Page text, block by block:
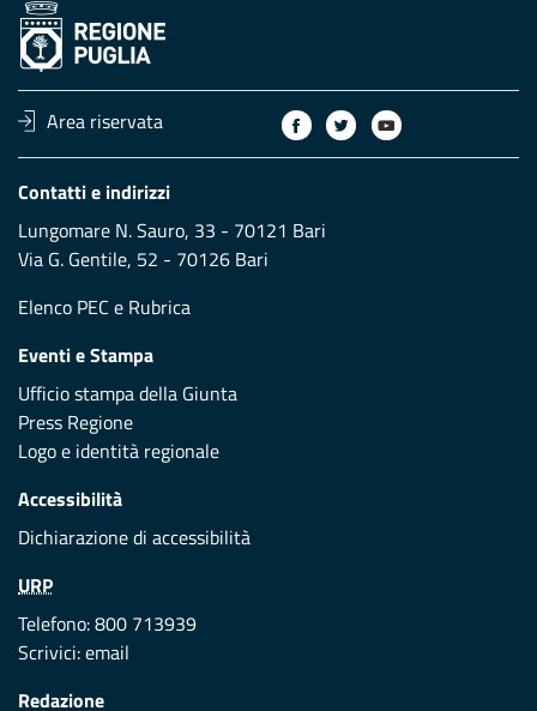
Area riservata
Contatti e indirizzi
Lungomare N. Sauro, 33 - 70121 Bari
Via G. Gentile, 52 - 70126 Bari
Elenco PEC e Rubrica
Eventi e Stampa
Ufficio stampa della Giunta
Press Regione
Logo e identità regionale
Accessibilità
Dichiarazione di accessibilità
URP
Telefono: 800 713939
Scrivici:email
Redazione